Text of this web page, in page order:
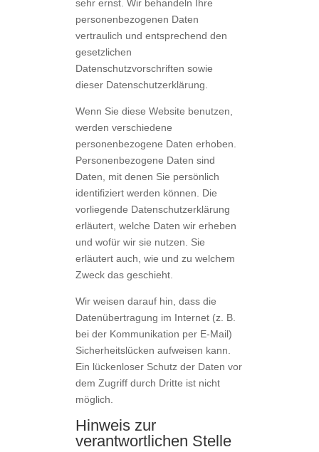
sehr ernst. Wir behandeln Ihre
personenbezogenen Daten
vertraulich und entsprechend den
gesetzlichen
Datenschutzvorschriften sowie
dieser Datenschutzerklärung.
Wenn Sie diese Website benutzen,
werden verschiedene
personenbezogene Daten erhoben.
Personenbezogene Daten sind
Daten, mit denen Sie persönlich
identifiziert werden können. Die
vorliegende Datenschutzerklärung
erläutert, welche Daten wir erheben
und wofür wir sie nutzen. Sie
erläutert auch, wie und zu welchem
Zweck das geschieht.
Wir weisen darauf hin, dass die
Datenübertragung im Internet (z. B.
bei der Kommunikation per E-Mail)
Sicherheitslücken aufweisen kann.
Ein lückenloser Schutz der Daten vor
dem Zugriff durch Dritte ist nicht
möglich.
Hinweis zur
verantwortlichen Stelle